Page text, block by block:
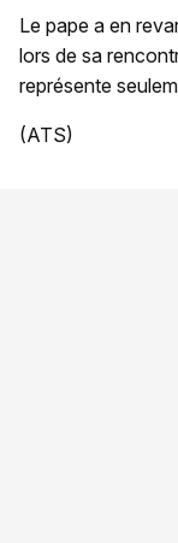
Le pape a en
lors de sa
représente
(ATS)